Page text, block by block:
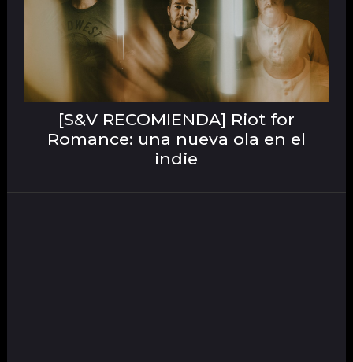
[S&V RECOMIENDA] Riot for
Romance: una nueva ola en el
indie